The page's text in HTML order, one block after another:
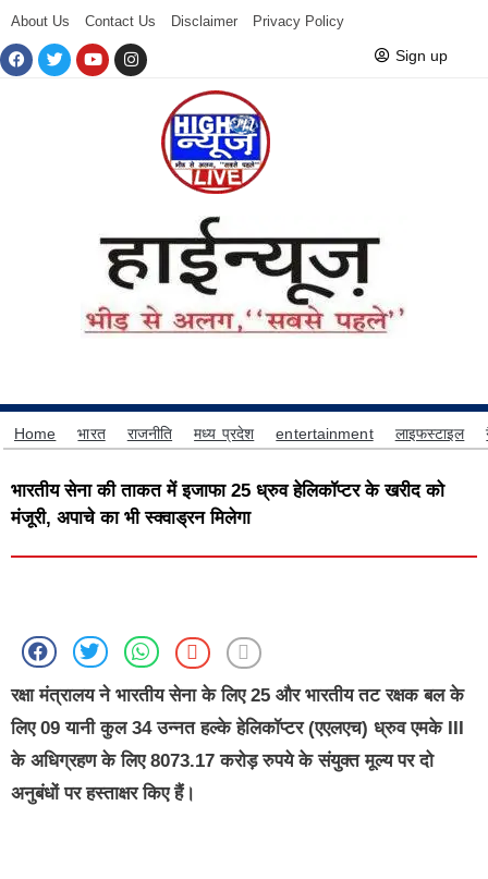
About Us Contact Us Disclaimer Privacy Policy
Sign up
Home भारत राजनीति मध्य प्रदेश entertainment लाइफस्टाइल
भारतीय सेना की ताकत में इजाफा 25 ध्रुव हेलिकॉप्टर के खरीद को
मंजूरी, अपाचे का भी स्क्वाड्रन मिलेगा
रक्षा मंत्रालय ने भारतीय सेना के लिए 25 और भारतीय तट रक्षक बल के
लिए 09 यानी कुल 34 उन्नत हल्के हेलिकॉप्टर (एएलएच) ध्रुव एमके III
के अधिग्रहण के लिए 8073.17 करोड़ रुपये के संयुक्त मूल्य पर दो
अनुबंधों पर हस्ताक्षर किए हैं।